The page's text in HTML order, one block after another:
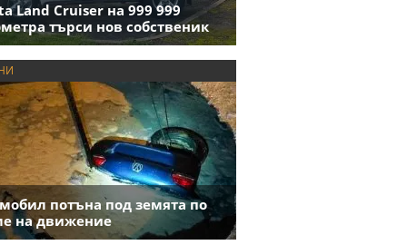
Land Cruiser на 999 999
търси нов собственик
потъна под земята по
на движение